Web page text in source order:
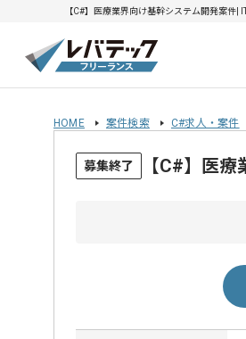
【C#】医療業界向け基幹システム開発案
HOME 案件検索 C#求人・案件
募集終了 【C#】医